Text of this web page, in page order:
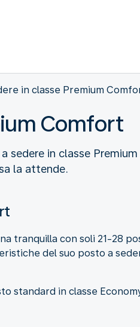
in classe Premium
Comfort
sedere in classe
la attende.
tranquilla con soli 21-28
del suo posto a
standard in classe